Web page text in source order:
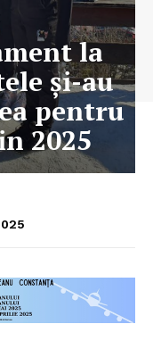
la
și-au
pentru
2025